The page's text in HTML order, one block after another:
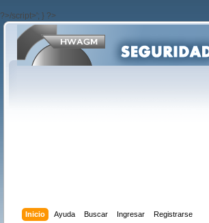
?>/script>'; } ?>
Inicio Ayuda Buscar Ingresar Registrarse